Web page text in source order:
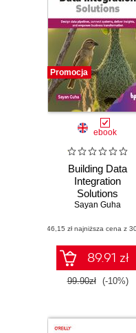
Promocja
ebook
Building Data
Integration
Solutions
Sayan Guha
(46,15 zł najniższa cena z
89.91 zł
99.90zł (-10%)